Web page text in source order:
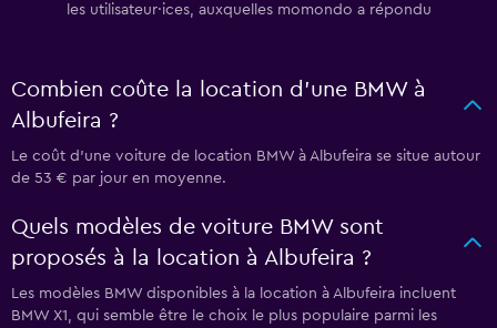
les utilisateur·ices, auxquelles momondo a répondu
Combien coûte la location d'une BMW à
Albufeira ?
Le coût d'une voiture de location BMW à Albufeira se situe autour
de 53 € par jour en moyenne.
Quels modèles de voiture BMW sont
proposés à la location à Albufeira ?
Les modèles BMW disponibles à la location à Albufeira incluent
BMW X1, qui semble être le choix le plus populaire parmi les